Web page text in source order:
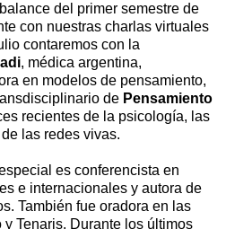
del primer semestre de
con nuestras charlas virtuales
contaremos con la
, médica argentina,
en modelos de pensamiento,
de Pensamiento
recientes de la psicología, las
las redes vivas.
es conferencista en
e internacionales y autora de
También fue oradora en las
Tenaris. Durante los últimos